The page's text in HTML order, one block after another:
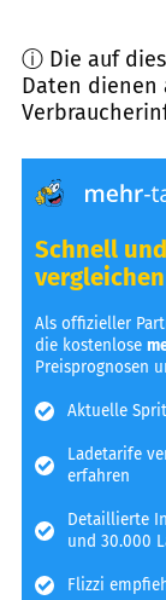
ⓘ Die auf
Daten dienen
Schnell
vergleichen
Als offizieller
die kostenlose
Preisprognosen
Aktuelle
Ladetarife
erfahren
Detaillierte
und 30.000
Flizzi